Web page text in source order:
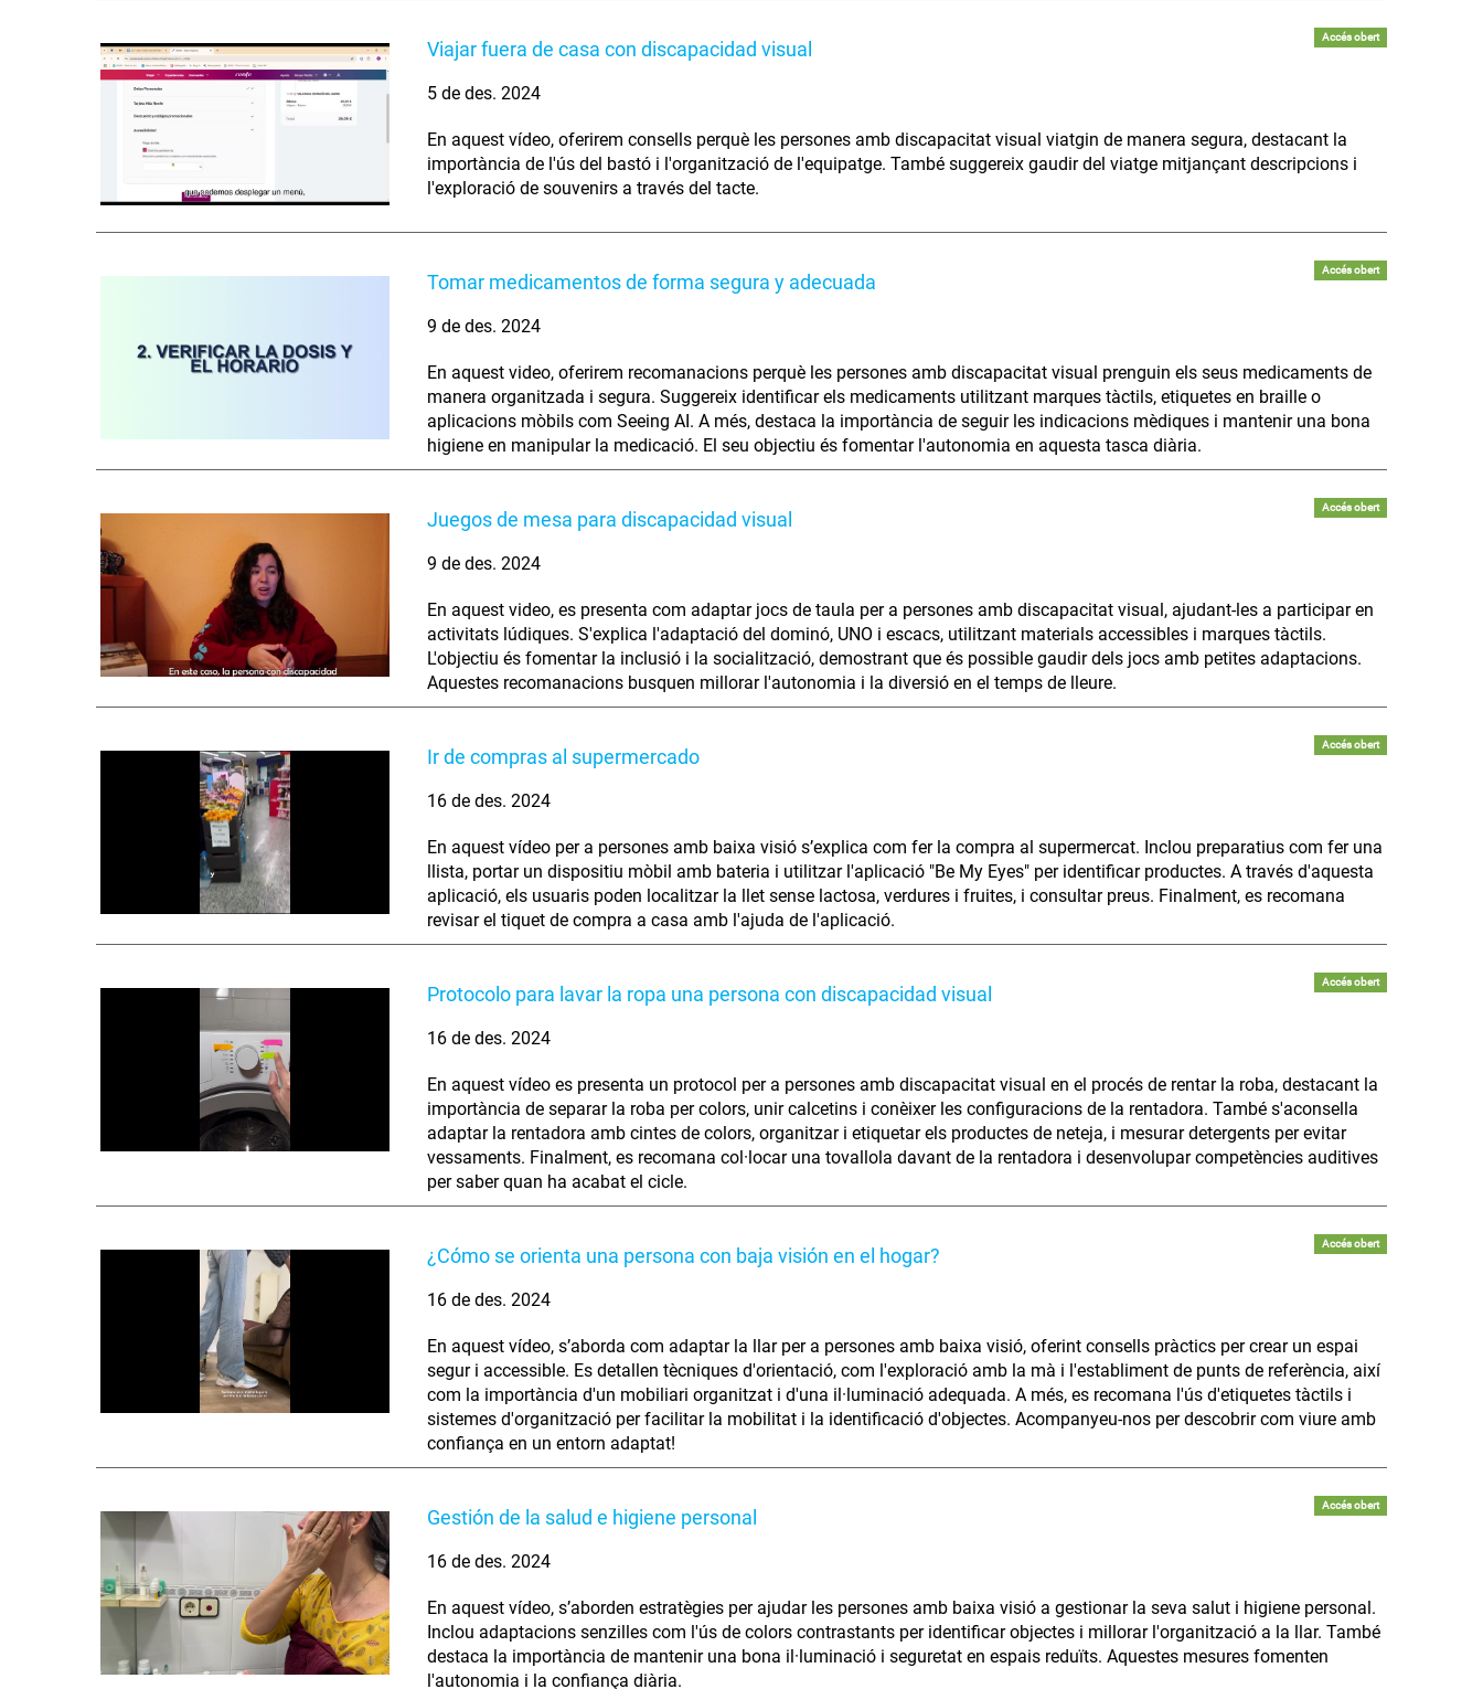
Viajar fuera de casa con discapacidad visual
Accés obert
5 de des. 2024
En aquest vídeo, oferirem consells perquè les persones amb discapacitat visual viatgin de manera segura, destacant la
importància de l'ús del bastó i l'organització de l'equipatge. També suggereix gaudir del viatge mitjançant descripcions i
l'exploració de souvenirs a través del tacte.
Tomar medicamentos de forma segura y adecuada
Accés obert
9 de des. 2024
En aquest video, oferirem recomanacions perquè les persones amb discapacitat visual prenguin els seus medicaments de
manera organitzada i segura. Suggereix identificar els medicaments utilitzant marques tàctils, etiquetes en braille o
aplicacions mòbils com Seeing AI. A més, destaca la importància de seguir les indicacions mèdiques i mantenir una bona
higiene en manipular la medicació. El seu objectiu és fomentar l'autonomia en aquesta tasca diària.
Juegos de mesa para discapacidad visual
Accés obert
9 de des. 2024
En aquest video, es presenta com adaptar jocs de taula per a persones amb discapacitat visual, ajudant-les a participar en
activitats lúdiques. S'explica l'adaptació del dominó, UNO i escacs, utilitzant materials accessibles i marques tàctils.
L'objectiu és fomentar la inclusió i la socialització, demostrant que és possible gaudir dels jocs amb petites adaptacions.
Aquestes recomanacions busquen millorar l'autonomia i la diversió en el temps de lleure.
Ir de compras al supermercado
Accés obert
16 de des. 2024
En aquest vídeo per a persones amb baixa visió s’explica com fer la compra al supermercat. Inclou preparatius com fer una
llista, portar un dispositiu mòbil amb bateria i utilitzar l'aplicació "Be My Eyes" per identificar productes. A través d'aquesta
aplicació, els usuaris poden localitzar la llet sense lactosa, verdures i fruites, i consultar preus. Finalment, es recomana
revisar el tiquet de compra a casa amb l'ajuda de l'aplicació.
Protocolo para lavar la ropa una persona con discapacidad visual
Accés obert
16 de des. 2024
En aquest vídeo es presenta un protocol per a persones amb discapacitat visual en el procés de rentar la roba, destacant la
importància de separar la roba per colors, unir calcetins i conèixer les configuracions de la rentadora. També s'aconsella
adaptar la rentadora amb cintes de colors, organitzar i etiquetar els productes de neteja, i mesurar detergents per evitar
vessaments. Finalment, es recomana col·locar una tovallola davant de la rentadora i desenvolupar competències auditives
per saber quan ha acabat el cicle.
¿Cómo se orienta una persona con baja visión en el hogar?
Accés obert
16 de des. 2024
En aquest vídeo, s’aborda com adaptar la llar per a persones amb baixa visió, oferint consells pràctics per crear un espai
segur i accessible. Es detallen tècniques d'orientació, com l'exploració amb la mà i l'establiment de punts de referència, així
com la importància d'un mobiliari organitzat i d'una il·luminació adequada. A més, es recomana l'ús d'etiquetes tàctils i
sistemes d'organització per facilitar la mobilitat i la identificació d'objectes. Acompanyeu-nos per descobrir com viure amb
confiança en un entorn adaptat!
Gestión de la salud e higiene personal
Accés obert
16 de des. 2024
En aquest vídeo, s’aborden estratègies per ajudar les persones amb baixa visió a gestionar la seva salut i higiene personal.
Inclou adaptacions senzilles com l'ús de colors contrastants per identificar objectes i millorar l'organització a la llar. També
destaca la importància de mantenir una bona il·luminació i seguretat en espais reduïts. Aquestes mesures fomenten
l'autonomia i la confiança diària.